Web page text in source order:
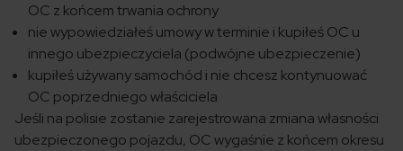
OC z końcem trwania ochrony
nie wypowiedziałeś umowy w terminie i kupiłeś OC u
innego ubezpieczyciela (podwójne ubezpieczenie)
kupiłeś używany samochód i nie chcesz kontynuować
OC poprzedniego właściciela
Jeśli na polisie zostanie zarejestrowana zmiana własności
ubezpieczonego pojazdu, OC wygaśnie z końcem okresu